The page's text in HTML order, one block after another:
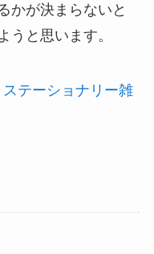
かが決まらないと
うと思います。